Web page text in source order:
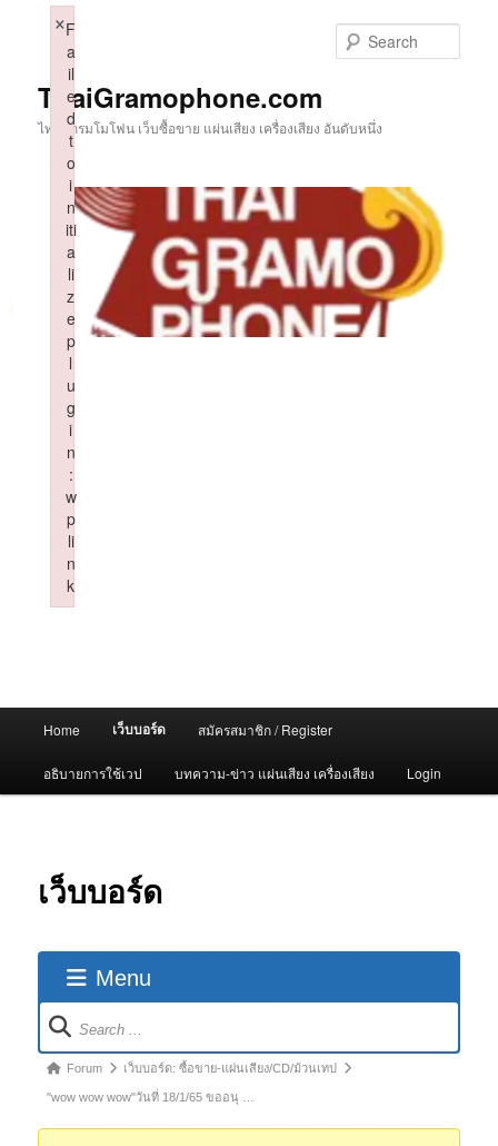
ThaiGramophone.com
ไทยแกรมโมโฟน เว็บซื้อขาย แผ่นเสียง เครื่องเสียง อันดับหนึ่ง
Home เว็บบอร์ด สมัครสมาชิก / Register
อธิบายการใช้เวป บทความ-ข่าว แผ่นเสียง เครื่องเสียง Login
เว็บบอร์ด
Menu
Forum
Navigation
Forum
breadcrumbs
Forum เว็บบอร์ด: ซื้อขาย-แผ่นเสียง/CD/ม้วนเทป
"wow wow wow"วันที่ 18/1/65 ขออนุ …
F
a
il
e
d
t
o
i
n
iti
a
li
z
e
p
l
u
g
i
n
:
w
p
li
n
k
×
Failed to initialize plugin: wplink